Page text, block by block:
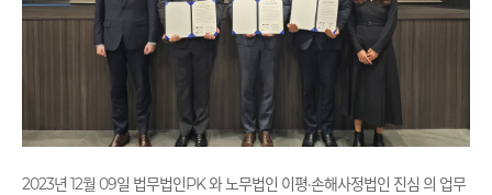
2023년 12월 09일 법무법인PK 와 노무법인 이평·손해사정법인 진심 의 ​업무